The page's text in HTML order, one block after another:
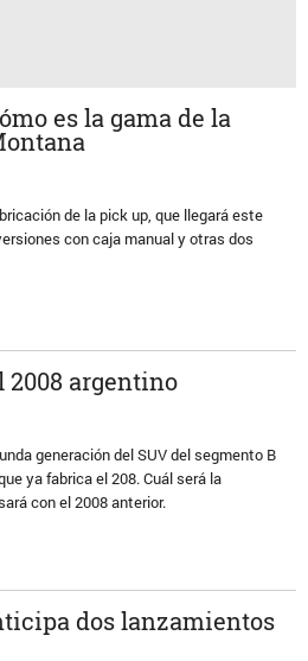
es la gama de la
de la pick up, que llegará este
con caja manual y otras dos
2008 argentino
generación del SUV del segmento B
ya fabrica el 208. Cuál será la
con el 2008 anterior.
dos lanzamientos